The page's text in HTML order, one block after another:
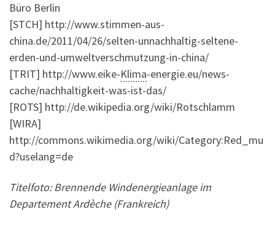
Büro Berlin
[STCH] http://www.stimmen-aus-
china.de/2011/04/26/selten-unnachhaltig-seltene-
erden-und-umweltverschmutzung-in-china/
[TRIT] http://www.eike-Klima-energie.eu/news-
cache/nachhaltigkeit-was-ist-das/
[ROTS] http://de.wikipedia.org/wiki/Rotschlamm
[WIRA]
http://commons.wikimedia.org/wiki/Category:Red_mu
d?uselang=de
Titelfoto: Brennende Windenergieanlage im
Departement Ardèche (Frankreich)